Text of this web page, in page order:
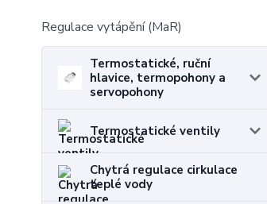
Regulace vytápění (MaR)
Termostatické, ruční
hlavice, termopohony a
servopohony
Termostatické ventily
Chytrá regulace cirkulace
teplé vody